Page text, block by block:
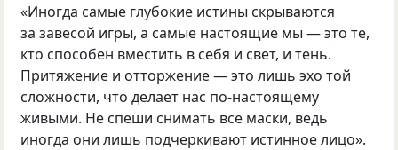
«Иногда самые глубокие истины скрываются
за завесой игры, а самые настоящие мы — это те,
кто способен вместить в себя и свет, и тень.
Притяжение и отторжение — это лишь эхо той
сложности, что делает нас по-настоящему
живыми. Не спеши снимать все маски, ведь
иногда они лишь подчеркивают истинное лицо».